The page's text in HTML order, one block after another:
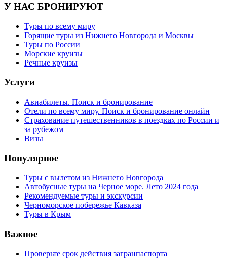
У НАС БРОНИРУЮТ
Туры по всему миру
Горящие туры из Нижнего Новгорода и Москвы
Туры по России
Морские круизы
Речные круизы
Услуги
Авиабилеты. Поиск и бронирование
Отели по всему миру. Поиск и бронирование онлайн
Страхование путешественников в поездках по России и
за рубежом
Визы
Популярное
Туры с вылетом из Нижнего Новгорода
Автобусные туры на Черное море. Лето 2024 года
Рекомендуемые туры и экскурсии
Черноморское побережье Кавказа
Туры в Крым
Важное
Проверьте срок действия загранпаспорта